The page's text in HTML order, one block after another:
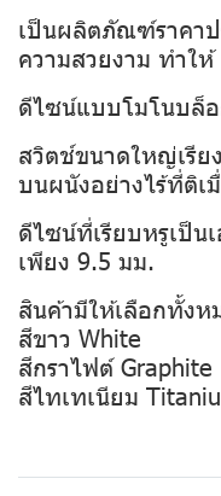
เป็นผลิตภัณฑ์ราคา
ความสวยงาม ทำใ
ดีไซน์แบบโมโนบล็อ
สวิตช์ขนาดใหญ่เรีย
บนผนังอย่างไร้ที่ติเ
ดีไซน์ที่เรียบหรูเป็น
เพียง 9.5 มม.
สินค้ามีให้เลือกทั้งห
สีขาว White
สีกราไฟต์ Graphite
สีไทเทเนียม